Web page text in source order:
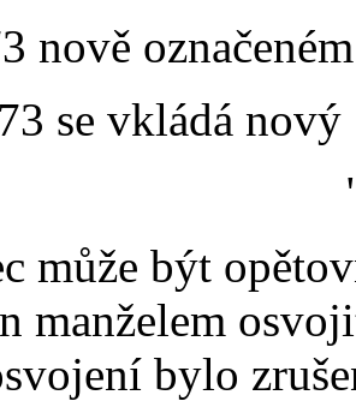
nově
se vkládá
může být
manželem
bylo